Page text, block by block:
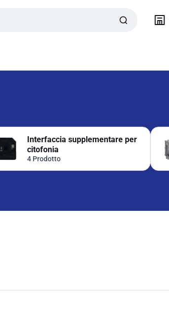
Interfaccia supplementare per
citofonia
4 Prodotto